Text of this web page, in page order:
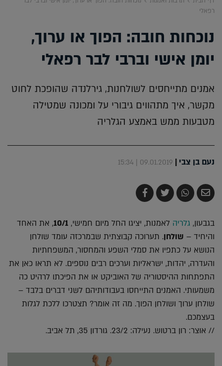
רפאלי
נוכחות חובה: הפוך או ערוך,
יומן אישי וברבי לבר רפאלי
אמנים מתייחסים לשולחנות, גירלנדה שהופכת לחוט
מקשר, איך מתהווים גיבורי על ומכונה שמטילה
מטבעות ממש באמצע הגלריה
נעם בן צבי |
09.01.2019 | 15:34
שלח
בדואר
שתף
ב-
צייץ
ב-
שתף
ב-
בגבעון, גלריה לאמנות, יציגו החל מיום חמישי, 10/1, את האחד
והיחיד – שולחן. תערוכה קבוצתית שבמרכזה עומד שולחן
הנושא על כתפיו את סמלי השפע והמחסור, המשפחתיות
והעדרה, יהדות, ישראליות וערכים רבים נוספים. לא תראו כאן את
התפתחות ההיסטוריה של האוביקט או את הפיכתו לרהיט כה
משמעותי. האמנים התייחסו בעבודותיהם לשני דברים בלבד –
שולחן ערוך ושולחן הפוך. מה זה אומר? תצטרכו ללכת לגלות
בעצמכם.
// אוצר: רון ברטוש. נעילה: 23/2. גורדון 35, תל אביב.